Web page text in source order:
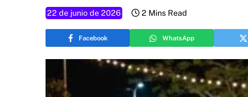
22 de junio de 2026 2 Mins Read
Facebook WhatsApp